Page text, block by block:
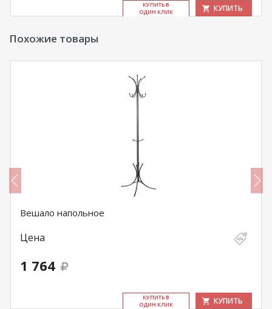
КУ­ПИТЬ В
ОДИН КЛИК
КУПИТЬ
Похожие товары
Вешало напольное
Цена
1 764
КУ­ПИТЬ В
ОДИН КЛИК
КУПИТЬ